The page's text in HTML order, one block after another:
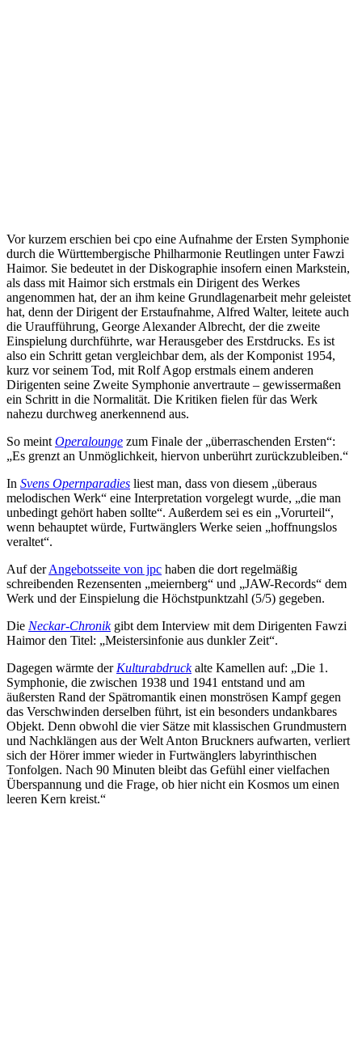
Vor kurzem erschien bei cpo eine Aufnahme der Ersten Symphonie
durch die Württembergische Philharmonie Reutlingen unter Fawzi
Haimor. Sie bedeutet in der Diskographie insofern einen Markstein,
als dass mit Haimor sich erstmals ein Dirigent des Werkes
angenommen hat, der an ihm keine Grundlagenarbeit mehr geleistet
hat, denn der Dirigent der Erstaufnahme, Alfred Walter, leitete auch
die Uraufführung, George Alexander Albrecht, der die zweite
Einspielung durchführte, war Herausgeber des Erstdrucks. Es ist
also ein Schritt getan vergleichbar dem, als der Komponist 1954,
kurz vor seinem Tod, mit Rolf Agop erstmals einem anderen
Dirigenten seine Zweite Symphonie anvertraute – gewissermaßen
ein Schritt in die Normalität. Die Kritiken fielen für das Werk
nahezu durchweg anerkennend aus.
So meint Operalounge zum Finale der „überraschenden Ersten“:
„Es grenzt an Unmöglichkeit, hiervon unberührt zurückzubleiben.“
In Svens Opernparadies liest man, dass von diesem „überaus
melodischen Werk“ eine Interpretation vorgelegt wurde, „die man
unbedingt gehört haben sollte“. Außerdem sei es ein „Vorurteil“,
wenn behauptet würde, Furtwänglers Werke seien „hoffnungslos
veraltet“.
Auf derAngebotsseite von jpc haben die dort regelmäßig
schreibenden Rezensenten „meiernberg“ und „JAW-Records“ dem
Werk und der Einspielung die Höchstpunktzahl (5/5) gegeben.
Die Neckar-Chronikgibt dem Interview mit dem Dirigenten Fawzi
Haimor den Titel: „Meistersinfonie aus dunkler Zeit“.
Dagegen wärmte der Kulturabdruckalte Kamellen auf: „Die 1.
Symphonie, die zwischen 1938 und 1941 entstand und am
äußersten Rand der Spätromantik einen monströsen Kampf gegen
das Verschwinden derselben führt, ist ein besonders undankbares
Objekt. Denn obwohl die vier Sätze mit klassischen Grundmustern
und Nachklängen aus der Welt Anton Bruckners aufwarten, verliert
sich der Hörer immer wieder in Furtwänglers labyrinthischen
Tonfolgen. Nach 90 Minuten bleibt das Gefühl einer vielfachen
Überspannung und die Frage, ob hier nicht ein Kosmos um einen
leeren Kern kreist.“